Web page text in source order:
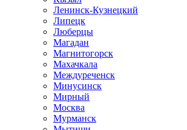
Ленинск-Кузнецкий
Липецк
Люберцы
Магадан
Магнитогорск
Махачкала
Междуреченск
Минусинск
Мирный
Москва
Мурманск